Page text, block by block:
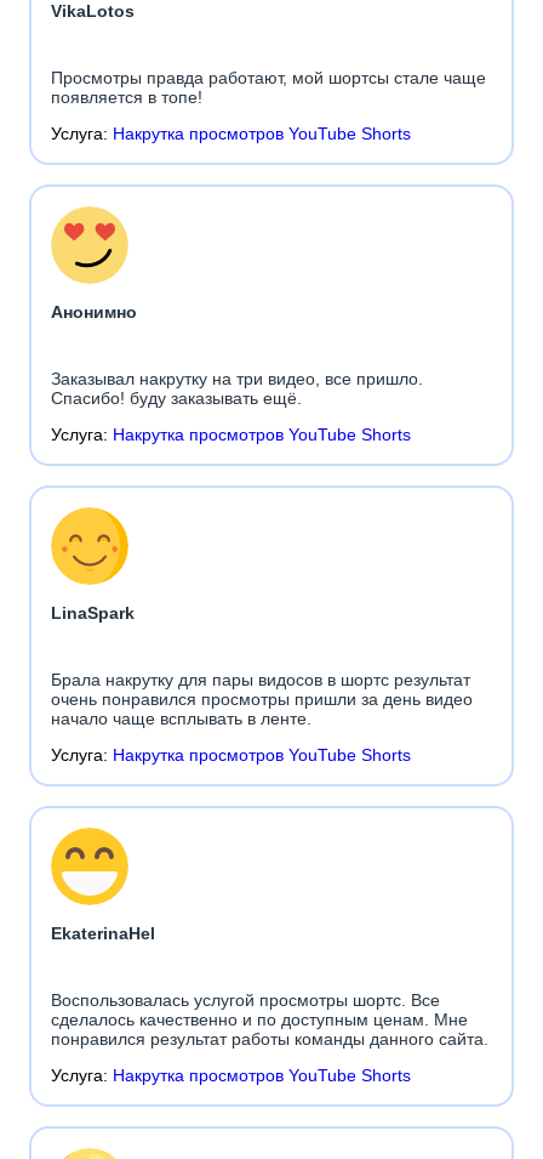
VikaLotos
Просмотры правда работают, мой шортсы стале чаще
появляется в топе!
Услуга: Накрутка просмотров YouTube Shorts
Анонимно
Заказывал накрутку на три видео, все пришло.
Спасибо! буду заказывать ещё.
Услуга: Накрутка просмотров YouTube Shorts
LinaSpark
Брала накрутку для пары видосов в шортс результат
очень понравился просмотры пришли за день видео
начало чаще всплывать в ленте.
Услуга: Накрутка просмотров YouTube Shorts
EkaterinaHel
Воспользовалась услугой просмотры шортс. Все
сделалось качественно и по доступным ценам. Мне
понравился результат работы команды данного сайта.
Услуга: Накрутка просмотров YouTube Shorts